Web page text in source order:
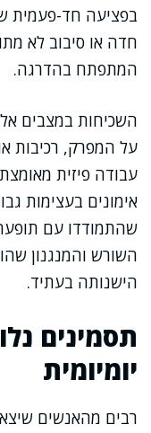
בפציעה חד-פעמית
חדה או סיבוב לא
המתפתח בהדרגה.
השכיחות במצבים
על המפרק, רכיבות
עבודה פיזית
אימונים בעצימות
שהתמודדו עם
השורש והמנגנון
הישנותה בעתיד.
תסמינים
יומיומית
רבים מהאנשים